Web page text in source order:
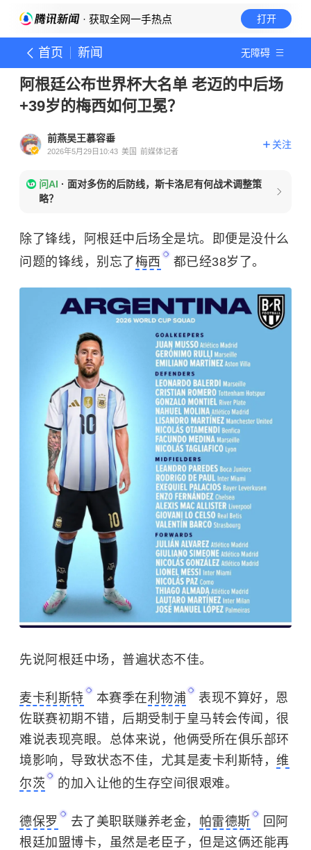
· 获取全网一手热点 打开
首页 新闻 无障碍
阿根廷公布世界杯大名单 老迈的中后场
+39岁的梅西如何卫冕？
前燕吴王慕容垂
2026年5月29日10:43 美国 前媒体记者
关注
问AI · 面对多伤的后防线，斯卡洛尼有何战术调整策
略？
除了锋线，阿根廷中后场全是坑。即便是没什么
问题的锋线，别忘了梅西 都已经38岁了。
先说阿根廷中场，普遍状态不佳。
麦卡利斯特 本赛季在利物浦
表现不算好，恩
佐联赛初期不错，后期受制于皇马转会传闻，很
难说表现亮眼。总体来说，他俩受所在俱乐部环
境影响，导致状态不佳，尤其是麦卡利斯特， 维
尔茨
的加入让他的生存空间很艰难。
德保罗 去了美职联赚养老金， 帕雷德斯
回阿
根廷加盟博卡，虽然是老臣子，但是这俩还能再